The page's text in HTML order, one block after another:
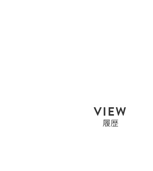
VIEW
履歴